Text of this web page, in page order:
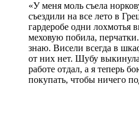
«У меня моль съела
съездили на все лето в
гардеробе одни лохмотья
меховую побила,
знаю. Висели всегда в
от них нет. Шубу
работе отдал, а я теперь
покупать, чтобы ничего